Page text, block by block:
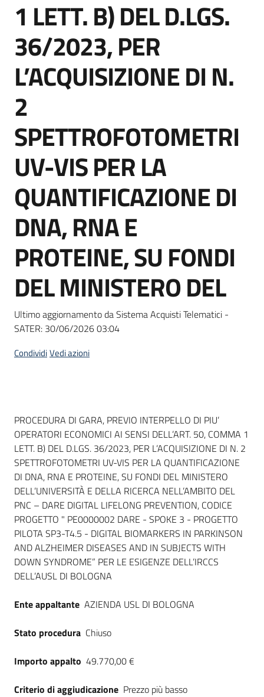
English
site
Seguici
su
1 LETT. B) DEL D.LGS.
36/2023, PER
L’ACQUISIZIONE DI N.
2
SPETTROFOTOMETRI
UV-VIS PER LA
QUANTIFICAZIONE DI
DNA, RNA E
PROTEINE, SU FONDI
DEL MINISTERO DEL
Ultimo aggiornamento da Sistema Acquisti Telematici -
SATER: 30/06/2026 03:04
CondividiVedi azioni
Dati del bando
PROCEDURA DI GARA, PREVIO INTERPELLO DI PIU’
OPERATORI ECONOMICI AI SENSI DELL’ART. 50, COMMA 1
LETT. B) DEL D.LGS. 36/2023, PER L’ACQUISIZIONE DI N. 2
SPETTROFOTOMETRI UV-VIS PER LA QUANTIFICAZIONE
DI DNA, RNA E PROTEINE, SU FONDI DEL MINISTERO
DELL’UNIVERSITÀ E DELLA RICERCA NELL’AMBITO DEL
PNC – DARE DIGITAL LIFELONG PREVENTION, CODICE
PROGETTO " PE0000002 DARE - SPOKE 3 - PROGETTO
PILOTA SP3-T4.5 - DIGITAL BIOMARKERS IN PARKINSON
AND ALZHEIMER DISEASES AND IN SUBJECTS WITH
DOWN SYNDROME” PER LE ESIGENZE DELL’IRCCS
DELL’AUSL DI BOLOGNA
Ente appaltante AZIENDA USL DI BOLOGNA
Stato procedura Chiuso
Importo appalto 49.770,00 €
Criterio di aggiudicazione Prezzo più basso